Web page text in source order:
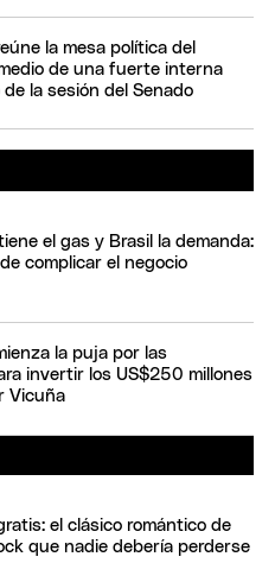
la mesa política del
de una fuerte interna
la sesión del Senado
el gas y Brasil la demanda:
complicar el negocio
la puja por las
invertir los US$250 millones
Vicuña
el clásico romántico de
que nadie debería perderse